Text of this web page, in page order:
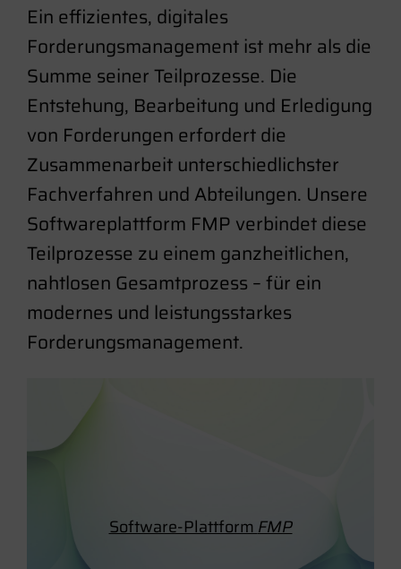
Ein effizientes, digitales
Forderungsmanagement ist mehr als die
Summe seiner Teilprozesse. Die
Entstehung, Bearbeitung und Erledigung
von Forderungen erfordert die
Zusammenarbeit unterschiedlichster
Fachverfahren und Abteilungen. Unsere
Softwareplattform FMP verbindet diese
Teilprozesse zu einem ganzheitlichen,
nahtlosen Gesamtprozess – für ein
modernes und leistungsstarkes
Forderungsmanagement.
Software-PlattformFMP